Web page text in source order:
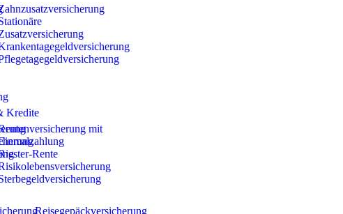
Kredite
mit
Rente
Reisegepäckversicherung